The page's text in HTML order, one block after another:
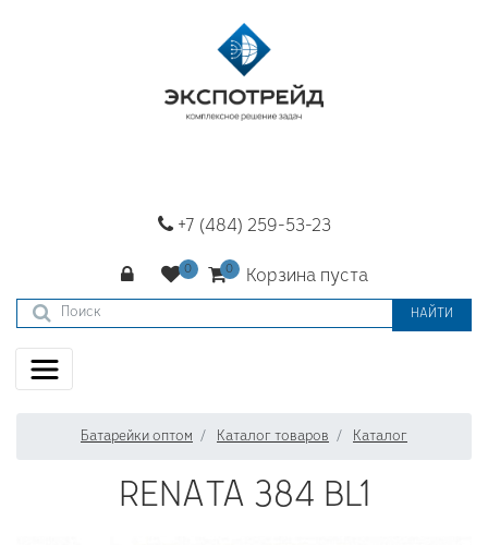
+7 (484) 259-53-23
Корзина пуста
НАЙТИ
Батарейки оптом Каталог товаров Каталог
RENATA 384 BL1